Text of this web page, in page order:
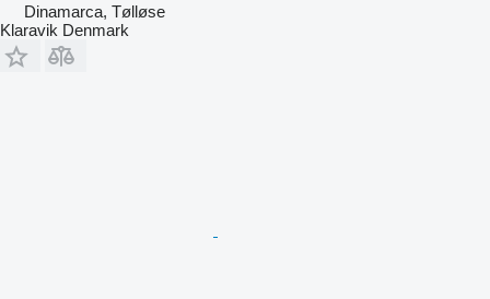
Dinamarca, Tølløse
Klaravik Denmark